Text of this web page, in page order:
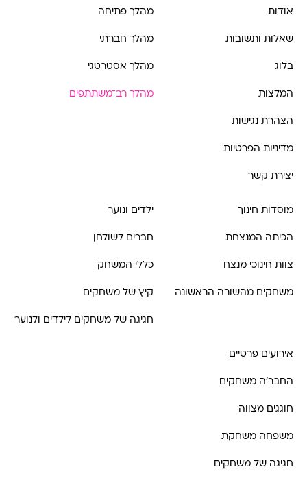
אודות
שאלות ותשובות
בלוג
המלצות
הצהרת נגישות
מדיניות הפרטיות
יצירת קשר
מהלך פתיחה
מהלך חברתי
מהלך אסטרטגי
מהלך רב־משתתפים
מוסדות חינוך
הכיתה המנצחת
צוות חינוכי מנצח
משחקים מהשורה הראשונה
ילדים ונוער
חברים לשולחן
כללי המשחק
קיץ של משחקים
חגיגה של משחקים לילדים ולנוער
אירועים פרטיים
החבר'ה משחקים
חוגגים מצווה
משפחה משחקת
חגיגה של משחקים